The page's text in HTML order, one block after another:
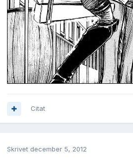
Citat
Skrivet december 5, 2012